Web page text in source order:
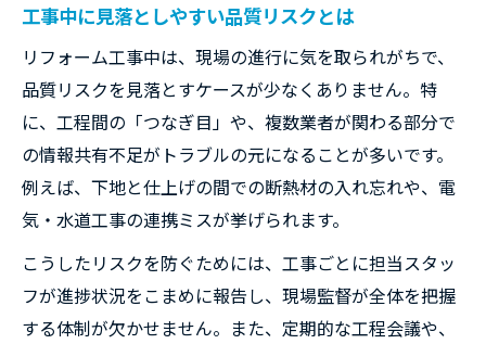
工事中に見落としやすい品質リスクとは
リフォーム工事中は、現場の進行に気を取られがちで、
品質リスクを見落とすケースが少なくありません。特
に、工程間の「つなぎ目」や、複数業者が関わる部分で
の情報共有不足がトラブルの元になることが多いです。
例えば、下地と仕上げの間での断熱材の入れ忘れや、電
気・水道工事の連携ミスが挙げられます。
こうしたリスクを防ぐためには、工事ごとに担当スタッ
フが進捗状況をこまめに報告し、現場監督が全体を把握
する体制が欠かせません。また、定期的な工程会議や、